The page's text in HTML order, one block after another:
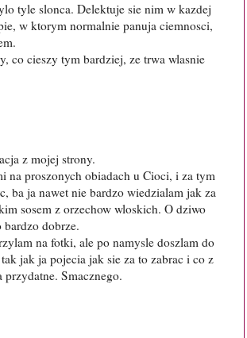
tyle slonca. Delektuje sie nim w kazdej
w ktorym normalnie panuja ciemnosci,
co cieszy tym bardziej, ze trwa wlasnie
z mojej strony.
na proszonych obiadach u Cioci, i za tym
ba ja nawet nie bardzo wiedzialam jak za
sosem z orzechow wloskich. O dziwo
dobrze.
na fotki, ale po namysle doszlam do
jak ja pojecia jak sie za to zabrac i co z
Smacznego.